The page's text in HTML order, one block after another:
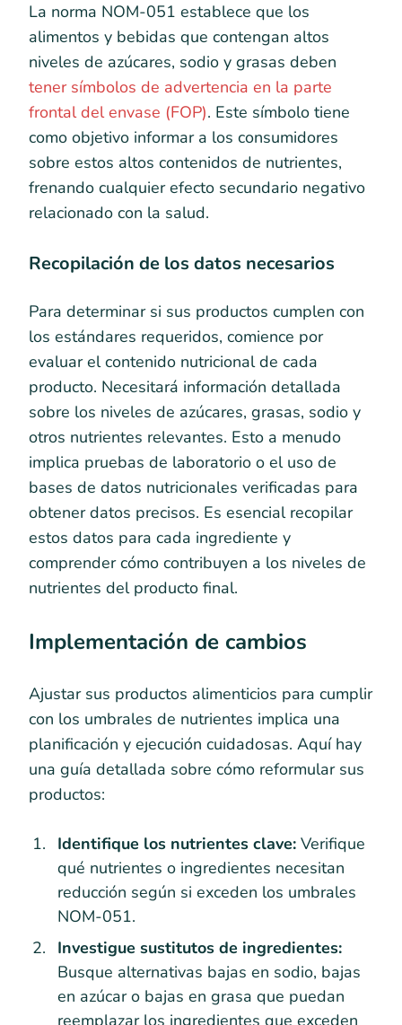
La norma NOM-051 establece que los
alimentos y bebidas que contengan altos
niveles de azúcares, sodio y grasas deben
tener símbolos de advertencia en la parte
frontal del envase (FOP). Este símbolo tiene
como objetivo informar a los consumidores
sobre estos altos contenidos de nutrientes,
frenando cualquier efecto secundario negativo
relacionado con la salud.
Recopilación de los datos necesarios
Para determinar si sus productos cumplen con
los estándares requeridos, comience por
evaluar el contenido nutricional de cada
producto. Necesitará información detallada
sobre los niveles de azúcares, grasas, sodio y
otros nutrientes relevantes. Esto a menudo
implica pruebas de laboratorio o el uso de
bases de datos nutricionales verificadas para
obtener datos precisos. Es esencial recopilar
estos datos para cada ingrediente y
comprender cómo contribuyen a los niveles de
nutrientes del producto final.
Implementación de cambios
Ajustar sus productos alimenticios para cumplir
con los umbrales de nutrientes implica una
planificación y ejecución cuidadosas. Aquí hay
una guía detallada sobre cómo reformular sus
productos:
Identifique los nutrientes clave: Verifique
qué nutrientes o ingredientes necesitan
reducción según si exceden los umbrales
NOM-051.
Investigue sustitutos de ingredientes:
Busque alternativas bajas en sodio, bajas
en azúcar o bajas en grasa que puedan
reemplazar los ingredientes que exceden